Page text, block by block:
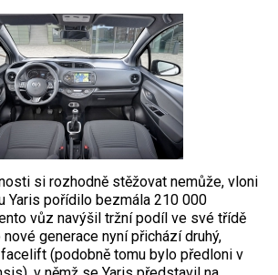
si rozhodně stěžovat nemůže, vloni
Yaris pořídilo bezmála 210 000
vůz navýšil tržní podíl ve své třídě
nové generace nyní přichází druhý,
(podobně tomu bylo předloni v